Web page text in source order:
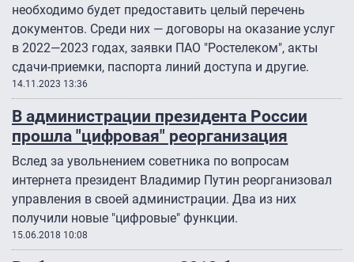
необходимо будет предоставить целый перечень
документов. Среди них — договоры на оказание услуг
в 2022—2023 годах, заявки ПАО "Ростелеком", акты
сдачи-приемки, паспорта линий доступа и другие.
14.11.2023 13:36
В администрации президента России
прошла "цифровая" реорганизация
Вслед за увольнением советника по вопросам
интернета президент Владимир Путин реорганизовал
управления в своей администрации. Два из них
получили новые "цифровые" функции.
15.06.2018 10:08